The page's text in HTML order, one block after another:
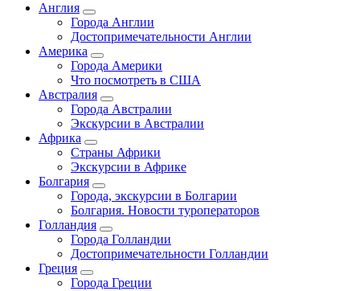
Англия
Города Англии
Достопримечательности Англии
Америка
Города Америки
Что посмотреть в США
Австралия
Города Австралии
Экскурсии в Австралии
Африка
Страны Африки
Экскурсии в Африке
Болгария
Города, экскурсии в Болгарии
Болгария. Новости туроператоров
Голландия
Города Голландии
Достопримечательности Голландии
Греция
Города Греции